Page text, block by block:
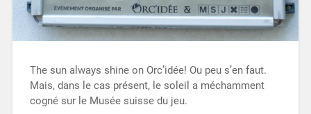
The sun always shine on Orc’idée! Ou peu s’en faut.
Mais, dans le cas présent, le soleil a méchamment
cogné sur le Musée suisse du jeu.